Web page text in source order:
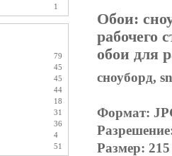
1
79
45
45
44
18
31
36
4
51
Обои:
рабочего
обои для
сноуборд,
Формат:
Размер: